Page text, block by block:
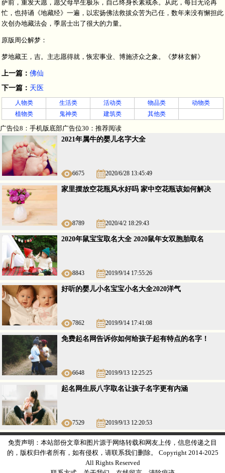
萨前，重发大愿，愿父母早生极乐，自己终身长素戒杀。从此，每日无论再
忙，也持诵《地藏经》一遍，以宏扬佛法救拔众苦为己任，数年来没有懈担此
次创办地藏法会，季居士出了很大的力量。
原版周公解梦：
梦地藏王，吉。主志愿得就，恢宏事业、博施济众之象。《梦林玄解》
上一篇： 佛仙
下一篇： 天医
人物类 生活类 活动类 物品类
动物类
植物类
鬼神类 建筑类 其他类
广告位8：手机版底部广告位30：推荐阅读
2021年属牛的婴儿名字大全
6675 2020/6/28 13:45:49
家里摆放空花瓶风水好吗 家中空花瓶该如何解决
8789 2020/4/2 18:29:43
2020年鼠宝宝取名大全 2020鼠年女双胞胎取名
8843 2019/9/14 17:55:26
好听的婴儿小名宝宝小名大全2020洋气
7862 2019/9/14 17:41:08
免费起名网告诉你如何给孩子起有特点的名字！
6648 2019/9/13 12:25:25
起名网生辰八字取名让孩子名字更有内涵
7529 2019/9/13 12:20:53
免责声明：本站部份文章和图片源于网络转载和网友上传，信息传递之目
的，版权归作者所有，如有侵权，请联系我们删除。 Copyright 2014-2025
All Rights Reserved